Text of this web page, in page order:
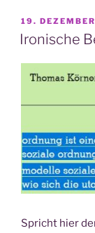
AM
19.
Ironische
Spricht hier